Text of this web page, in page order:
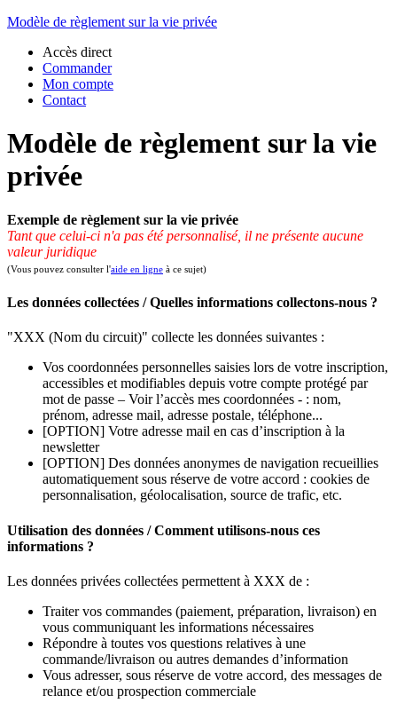
Modèle de règlement sur la vie privée
Accès direct
Commander
Mon compte
Contact
Modèle de règlement sur la vie
privée
Exemple de règlement sur la vie privée
Tant que celui-ci n'a pas été personnalisé, il ne présente aucune
valeur juridique
(Vous pouvez consulter l'aide en ligne à ce sujet)
Les données collectées / Quelles informations collectons-nous ?
"XXX (Nom du circuit)" collecte les données suivantes :
Vos coordonnées personnelles saisies lors de votre inscription,
accessibles et modifiables depuis votre compte protégé par
mot de passe – Voir l’accès mes coordonnées - : nom,
prénom, adresse mail, adresse postale, téléphone...
[OPTION] Votre adresse mail en cas d’inscription à la
newsletter
[OPTION] Des données anonymes de navigation recueillies
automatiquement sous réserve de votre accord : cookies de
personnalisation, géolocalisation, source de trafic, etc.
Utilisation des données / Comment utilisons-nous ces
informations ?
Les données privées collectées permettent à XXX de :
Traiter vos commandes (paiement, préparation, livraison) en
vous communiquant les informations nécessaires
Répondre à toutes vos questions relatives à une
commande/livraison ou autres demandes d’information
Vous adresser, sous réserve de votre accord, des messages de
relance et/ou prospection commerciale